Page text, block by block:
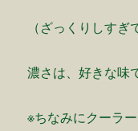
（ざっくりしすぎ
濃さは、好きな味
※ちなみにクーラー